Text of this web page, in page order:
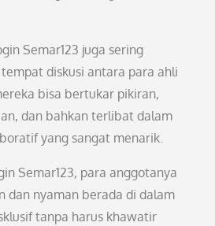
Semar123 juga sering
diskusi antara para ahli
bisa bertukar pikiran,
dan bahkan terlibat dalam
yang sangat menarik.
Semar123, para anggotanya
dan nyaman berada di dalam
tanpa harus khawatir